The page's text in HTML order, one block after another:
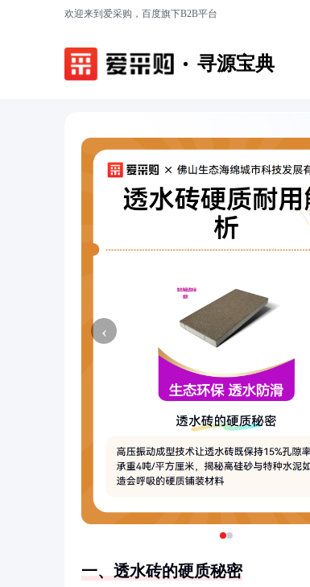
欢迎来到爱采购，百度旗下B2B平台
寻源宝典
‹
一、透水砖的硬质秘密